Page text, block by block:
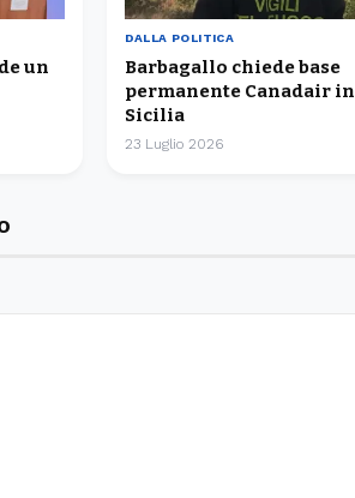
un
DALLA POLITICA
Barbagallo chiede base
permanente Canadair in
Sicilia
23 Luglio 2026